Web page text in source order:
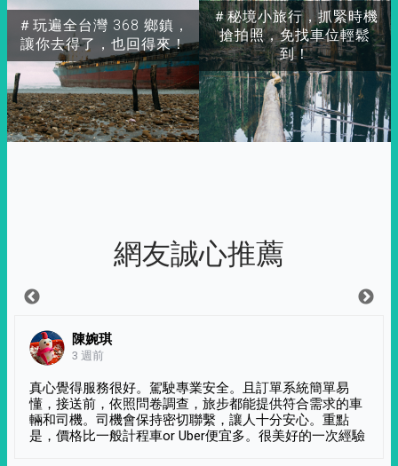
＃玩遍全台灣 368 鄉鎮，
讓你去得了，也回得來！
＃秘境小旅行，抓緊時機
搶拍照，免找車位輕鬆
到！
網友誠心推薦
陳婉琪
3 週前
真心覺得服務很好。駕駛專業安全。且訂單系統簡單易
懂，接送前，依照問卷調查，旅步都能提供符合需求的車
輛和司機。司機會保持密切聯繫，讓人十分安心。重點
是，價格比一般計程車or Uber便宜多。很美好的一次經驗